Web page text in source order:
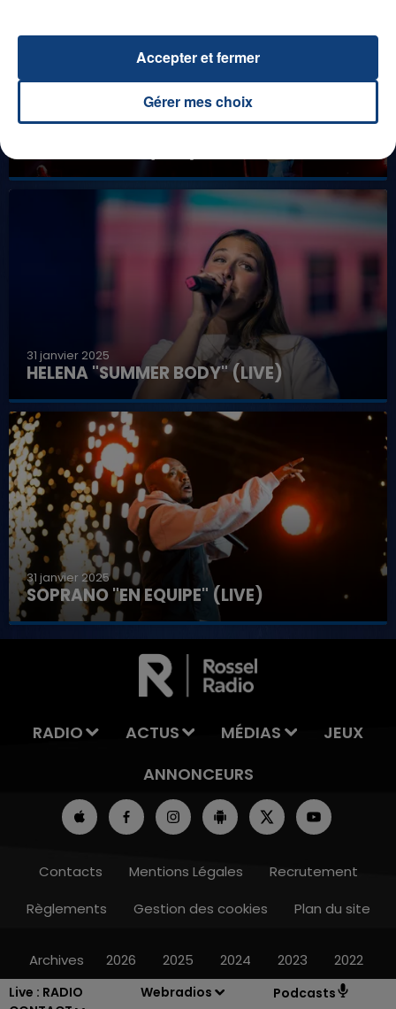
Live : RADIO
Webradios Podcasts
LA TEAM DU WEEK-END
31 janvier 2025
HELENA "SUMMER BODY" (LIVE)
31 janvier 2025
SOPRANO "EN EQUIPE" (LIVE)
RADIO ACTUS MÉDIAS
JEUX
ANNONCEURS
Contacts Mentions Légales
Recrutement
Règlements
Gestion des cookies Plan du site
Archives 2026 2025 2024 2023 2022
Gérer mes choix
Accepter et fermer